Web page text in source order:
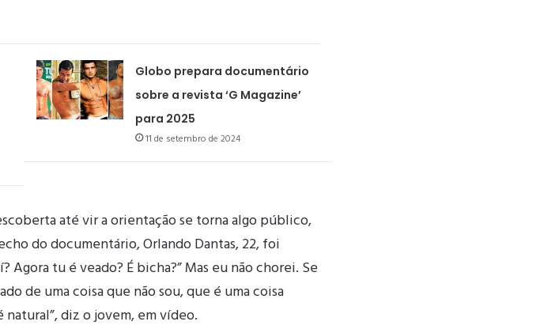
Globo prepara documentário
sobre a revista ‘G Magazine’
para 2025
11 de setembro de 2024
até vir a orientação se torna algo público,
do documentário, Orlando Dantas, 22, foi
tu é veado? É bicha?” Mas eu não chorei. Se
de uma coisa que não sou, que é uma coisa
natural”, diz o jovem, em vídeo.